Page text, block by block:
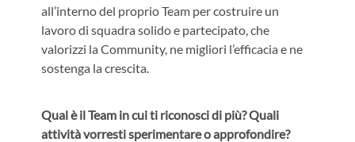
all’interno del proprio Team per costruire un
lavoro di squadra solido e partecipato, che
valorizzi la Community, ne migliori l’efficacia e ne
sostenga la crescita.
Qual è il Team in cui ti riconosci di più? Quali
attività vorresti sperimentare o approfondire?